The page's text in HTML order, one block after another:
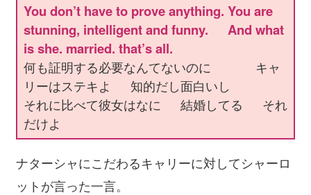
You don’t have to prove anything. You are
stunning, intelligent and funny. And what
is she. married. that’s all.
何も証明する必要なんてないのに キャ
リーはステキよ 知的だし面白いし
それに比べて彼女はなに 結婚してる それ
だけよ
ナターシャにこだわるキャリーに対してシャーロ
ットが言った一言。